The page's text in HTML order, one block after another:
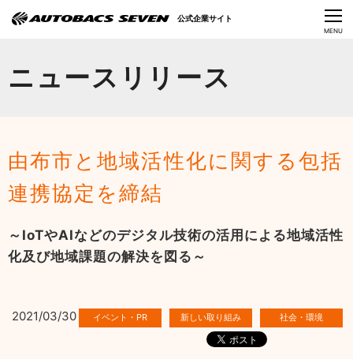
CLOSE
MENU
ニュースリリース
由布市と地域活性化に関する包括
連携協定を締結
～IoTやAIなどのデジタル技術の活用による地域活性
化及び地域課題の解決を図る～
2021/03/30
公式企業サイト
サステナビリティ
採用情報
Language